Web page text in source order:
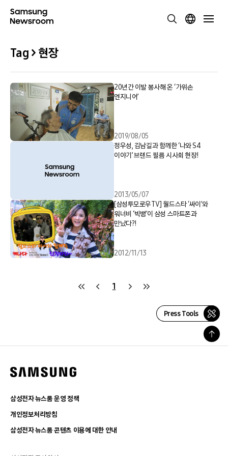
Tag > 현장
20년간 이발 봉사해 온 ‘가위손
엔지니어’
2019/08/05
정우성, 김남길과 함께한 ‘나와 S4
이야기’ 브랜드 필름 시사회 현장!
2013/05/07
[삼성투모로우TV] 월드스타 ‘싸이’와
워너비 ‘빅뱅’이 삼성 스마트폰과
만났다?!
2012/11/13
1
Press Tools
삼성전자 뉴스룸 운영 정책
개인정보처리방침
삼성전자 뉴스룸 콘텐츠 이용에 대한 안내